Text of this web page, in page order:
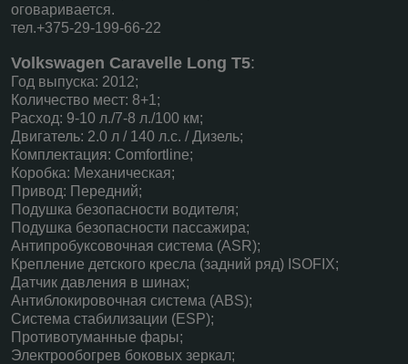
оговаривается.
тел.+375-29-199-66-22
Volkswagen Caravelle Long T5:
Год выпуска: 2012;
Количество мест: 8+1;
Расход: 9-10 л./7-8 л./100 км;
Двигатель: 2.0 л / 140 л.с. / Дизель;
Комплектация: Comfortline;
Коробка: Механическая;
Привод: Передний;
Подушка безопасности водителя;
Подушка безопасности пассажира;
Антипробуксовочная система (ASR);
Крепление детского кресла (задний ряд) ISOFIX;
Датчик давления в шинах;
Антиблокировочная система (ABS);
Система стабилизации (ESP);
Противотуманные фары;
Электрообогрев боковых зеркал;